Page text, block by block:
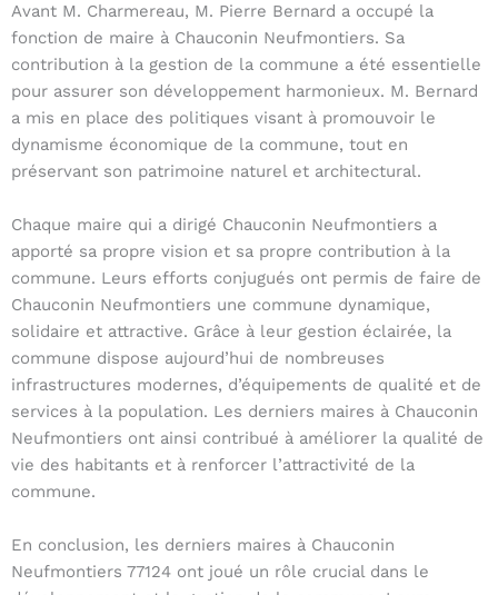
Avant M. Charmereau, M. Pierre Bernard a occupé la
fonction de maire à Chauconin Neufmontiers. Sa
contribution à la gestion de la commune a été essentielle
pour assurer son développement harmonieux. M. Bernard
a mis en place des politiques visant à promouvoir le
dynamisme économique de la commune, tout en
préservant son patrimoine naturel et architectural.
Chaque maire qui a dirigé Chauconin Neufmontiers a
apporté sa propre vision et sa propre contribution à la
commune. Leurs efforts conjugués ont permis de faire de
Chauconin Neufmontiers une commune dynamique,
solidaire et attractive. Grâce à leur gestion éclairée, la
commune dispose aujourd’hui de nombreuses
infrastructures modernes, d’équipements de qualité et de
services à la population. Les derniers maires à Chauconin
Neufmontiers ont ainsi contribué à améliorer la qualité de
vie des habitants et à renforcer l’attractivité de la
commune.
En conclusion, les derniers maires à Chauconin
Neufmontiers 77124 ont joué un rôle crucial dans le